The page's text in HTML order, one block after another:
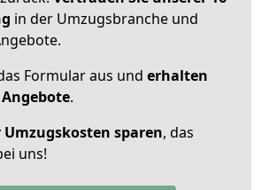
in der Umzugsbranche und
Formular aus und erhalten
.
Umzugskosten sparen, das
uns!